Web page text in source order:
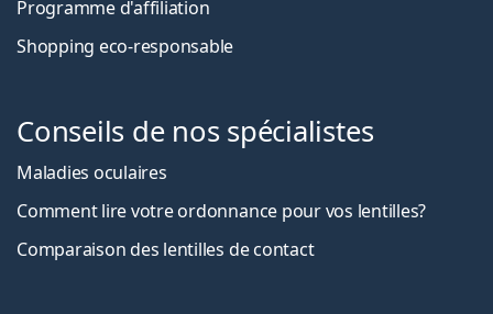
Programme d'affiliation
Shopping eco-responsable
Conseils de nos spécialistes
Maladies oculaires
Comment lire votre ordonnance pour vos lentilles?
Comparaison des lentilles de contact